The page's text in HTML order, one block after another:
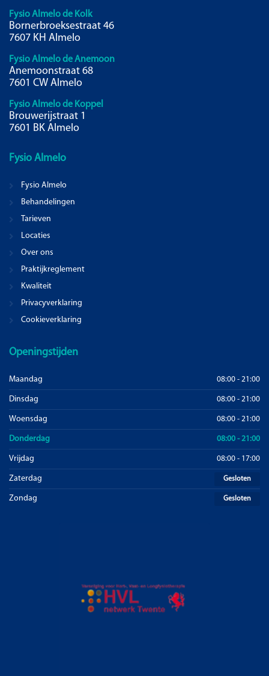
Fysio Almelo de Kolk
Bornerbroeksestraat 46
7607 KH Almelo
Fysio Almelo de Anemoon
Anemoonstraat 68
7601 CW Almelo
Fysio Almelo de Koppel
Brouwerijstraat 1
7601 BK Almelo
Fysio Almelo
Fysio Almelo
Behandelingen
Tarieven
Locaties
Over ons
Praktijkreglement
Kwaliteit
Privacyverklaring
Cookieverklaring
Openingstijden
Maandag 08:00 - 21:00
Dinsdag 08:00 - 21:00
Woensdag 08:00 - 21:00
Donderdag 08:00 - 21:00
Vrijdag 08:00 - 17:00
Zaterdag Gesloten
Zondag Gesloten